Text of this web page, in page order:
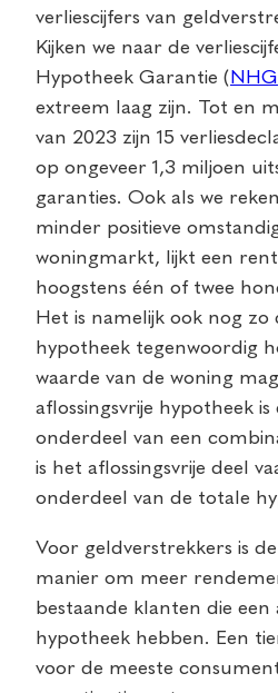
verliescijfers van
Kijken we naar de
Hypotheek Garantie ( NHG
extreem laag zijn. Tot en
van 2023 zijn 15
op ongeveer 1,3 miljoen
garanties. Ook als we
minder positieve
woningmarkt, lijkt een
hoogstens één of twee
Het is namelijk ook nog zo
hypotheek tegenwoordig
waarde van de woning
aflossingsvrije hypotheek is
onderdeel van een
is het aflossingsvrije deel
onderdeel van de totale
Voor geldverstrekkers is
manier om meer
bestaande klanten die een
hypotheek hebben. Een
voor de meeste